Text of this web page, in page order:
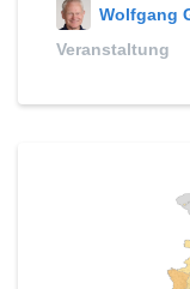
Wolfgang
Veranstaltung